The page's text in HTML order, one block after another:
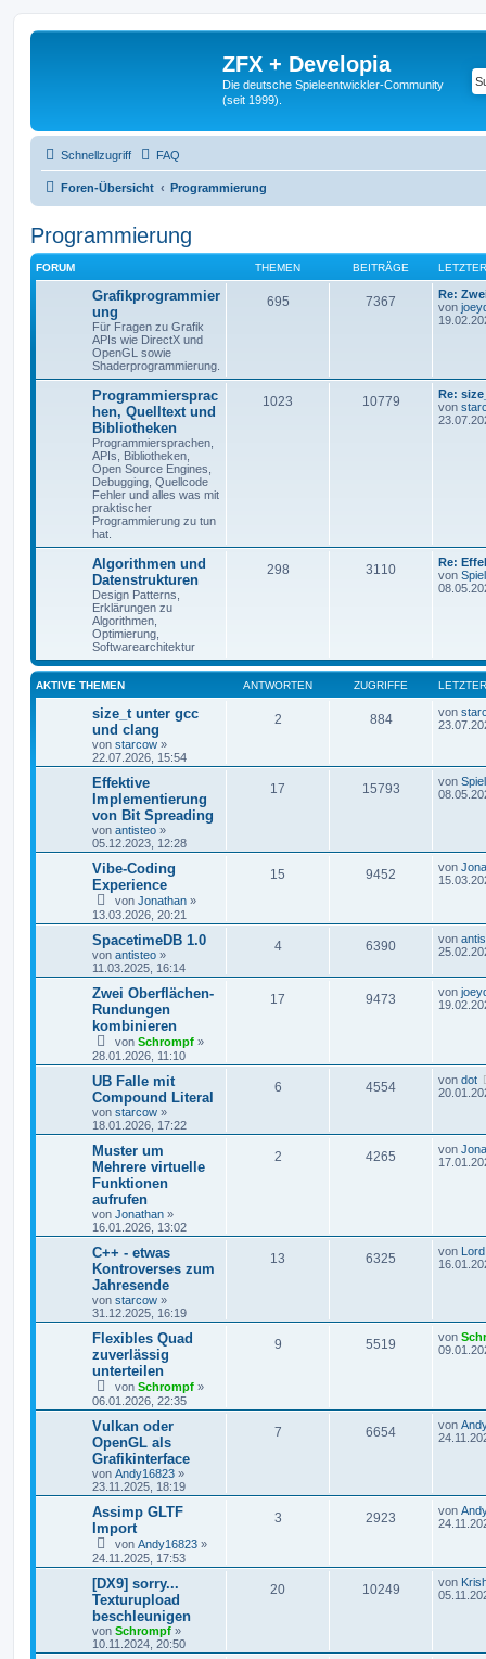
ZFX + Developia
Die deutsche Spieleentwickler-Community
(seit 1999).
Schnellzugriff FAQ
Foren-Übersicht Programmierung
Programmierung
FORUM THEMEN BEITRÄGE
Grafikprogrammier
ung
Für Fragen zu Grafik
APIs wie DirectX und
OpenGL sowie
Shaderprogrammierung.
695 7367
Re:
von
Programmiersprac
hen, Quelltext und
Bibliotheken
Programmiersprachen,
APIs, Bibliotheken,
Open Source Engines,
Debugging, Quellcode
Fehler und alles was mit
praktischer
Programmierung zu tun
hat.
1023 10779
Re:
von
Algorithmen und
Datenstrukturen
Design Patterns,
Erklärungen zu
Algorithmen,
Optimierung,
Softwarearchitektur
298 3110
Re:
von
AKTIVE THEMEN ANTWORTEN ZUGRIFFE
size_t unter gcc
und clang
von starcow »
22.07.2026, 15:54
2 884 von
Effektive
Implementierung
von Bit Spreading
von antisteo »
05.12.2023, 12:28
17 15793 von
Vibe-Coding
Experience
von Jonathan »
13.03.2026, 20:21
15 9452 von
SpacetimeDB 1.0
von antisteo »
11.03.2025, 16:14
4 6390 von
Zwei Oberflächen-
Rundungen
kombinieren
von Schrompf »
28.01.2026, 11:10
17 9473 von
UB Falle mit
Compound Literal
von starcow »
18.01.2026, 17:22
6 4554 von dot
Muster um
Mehrere virtuelle
Funktionen
aufrufen
von Jonathan »
16.01.2026, 13:02
2 4265 von
C++ - etwas
Kontroverses zum
Jahresende
von starcow »
31.12.2025, 16:19
13 6325 von
Flexibles Quad
zuverlässig
unterteilen
von Schrompf »
06.01.2026, 22:35
9 5519 von
Vulkan oder
OpenGL als
Grafikinterface
von Andy16823 »
23.11.2025, 18:19
7 6654 von
Assimp GLTF
Import
von Andy16823 »
24.11.2025, 17:53
3 2923 von
[DX9] sorry...
Texturupload
beschleunigen
von Schrompf »
10.11.2024, 20:50
20 10249 von